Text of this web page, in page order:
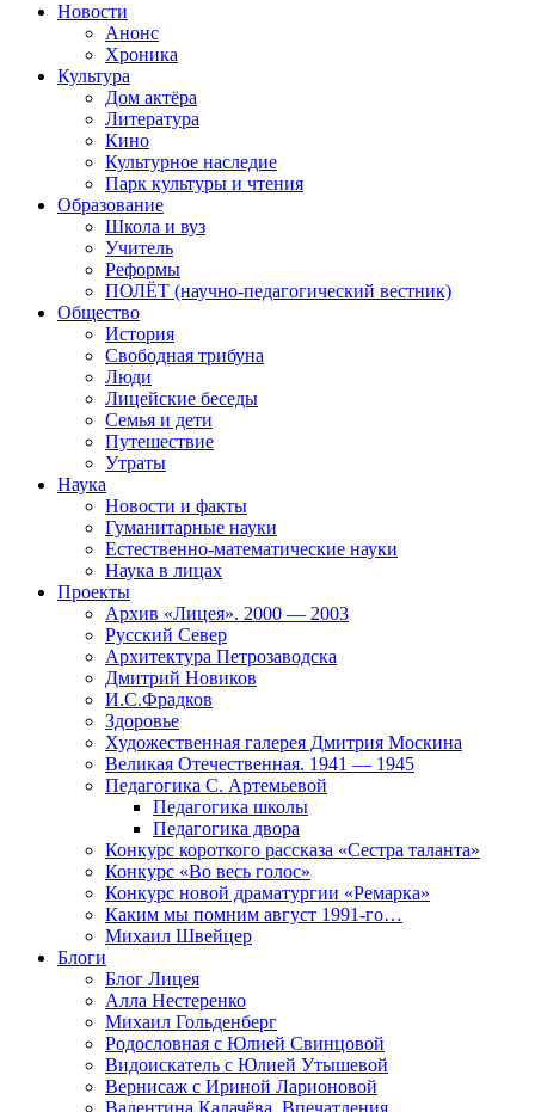
Новости
Анонс
Хроника
Культура
Дом актёра
Литература
Кино
Культурное наследие
Парк культуры и чтения
Образование
Школа и вуз
Учитель
Реформы
ПОЛЁТ (научно-педагогический вестник)
Общество
История
Свободная трибуна
Люди
Лицейские беседы
Семья и дети
Путешествие
Утраты
Наука
Новости и факты
Гуманитарные науки
Естественно-математические науки
Наука в лицах
Проекты
Архив «Лицея». 2000 — 2003
Русский Север
Архитектура Петрозаводска
Дмитрий Новиков
И.С.Фрадков
Здоровье
Художественная галерея Дмитрия Москина
Великая Отечественная. 1941 — 1945
Педагогика С. Артемьевой
Педагогика школы
Педагогика двора
Конкурс короткого рассказа «Сестра таланта»
Конкурс «Во весь голос»
Конкурс новой драматургии «Ремарка»
Каким мы помним август 1991-го…
Михаил Швейцер
Блоги
Блог Лицея
Алла Нестеренко
Михаил Гольденберг
Родословная с Юлией Свинцовой
Видоискатель с Юлией Утышевой
Вернисаж с Ириной Ларионовой